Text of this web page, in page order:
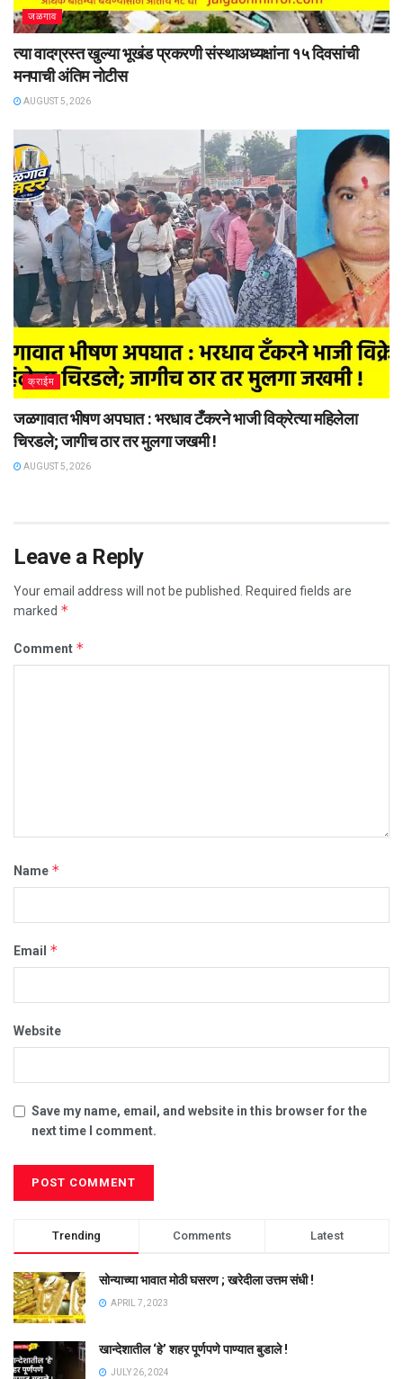
जळगाव
त्या वादग्रस्त खुल्या भूखंड प्रकरणी संस्थाअध्यक्षांना १५ दिवसांची
मनपाची अंतिम नोटीस
AUGUST 5, 2026
क्राईम
जळगावात भीषण अपघात : भरधाव टँकरने भाजी विक्रेत्या महिलेला
चिरडले; जागीच ठार तर मुलगा जखमी !
AUGUST 5, 2026
Leave a Reply
Your email address will not be published.
Required fields are
marked *
Comment *
Name *
Email *
Website
Save my name, email, and website in this browser for the
next time I comment.
Trending Comments Latest
सोन्याच्या भावात मोठी घसरण ; खरेदीला उत्तम संधी !
APRIL 7, 2023
खान्देशातील ‘हे’ शहर पूर्णपणे पाण्यात बुडाले !
JULY 26, 2024